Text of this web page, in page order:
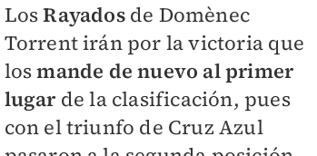
LosRayados de Domènec
Torrent irán por la victoria que
losmande de nuevo al primer
lugar de la clasificación, pues
con el triunfo de Cruz Azul